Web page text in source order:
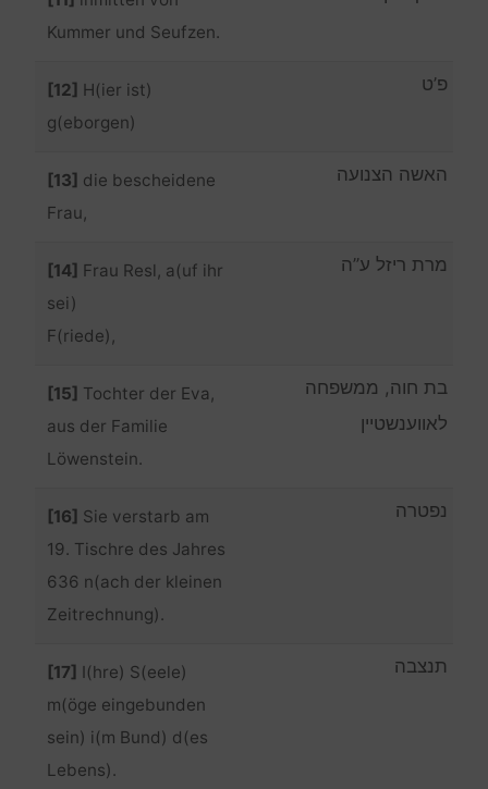
Kummer und Seufzen.
[12] H(ier ist)
g(eborgen)
פ’ט
[13] die bescheidene
Frau,
האשה הצנועה
[14] Frau Resl, a(uf ihr
sei)
F(riede),
מרת ריזל ע”ה
[15] Tochter der Eva,
aus der Familie
Löwenstein.
בת חוה, ממשפחה
לאווענשטיין
[16] Sie verstarb am
19. Tischre des Jahres
636 n(ach der kleinen
Zeitrechnung).
נפטרה
[17] I(hre) S(eele)
m(öge eingebunden
sein) i(m Bund) d(es
Lebens).
תנצבה